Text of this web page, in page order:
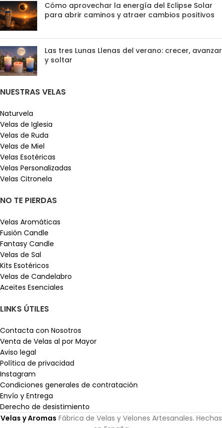
Cómo aprovechar la energía del Eclipse Solar
para abrir caminos y atraer cambios positivos
Las tres Lunas Llenas del verano: crecer, avanzar
y soltar
NUESTRAS VELAS
Naturvela
Velas de Iglesia
Velas de Ruda
Velas de Miel
Velas Esotéricas
Velas Personalizadas
Velas Citronela
NO TE PIERDAS
Velas Aromáticas
Fusión Candle
Fantasy Candle
Velas de Sal
Kits Esotéricos
Velas de Candelabro
Aceites Esenciales
LINKS ÚTILES
Contacta con Nosotros
Venta de Velas al por Mayor
Aviso legal
Política de privacidad
Instagram
Condiciones generales de contratación
Envío y Entrega
Derecho de desistimiento
Velas y Aromas Fábrica de Velas y Velones Artesanales. Hechas